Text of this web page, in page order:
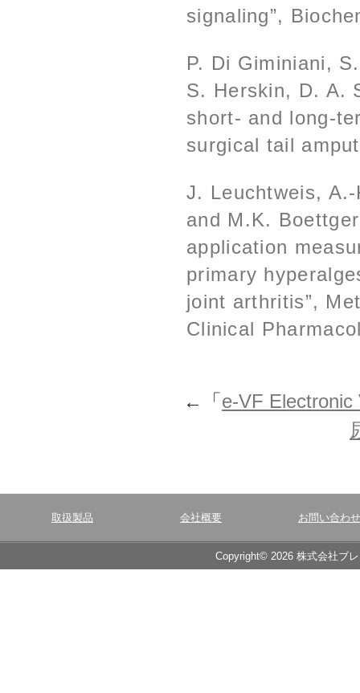
signaling”,
P. Di Giminiani,
S. Herskin, D. A.
short- and long-
surgical tail
J. Leuchtweis,
and M.K.
application
primary
joint arthritis”,
Clinical
←「 e-VF Electronic
取扱製品 会社概要 お問い合わせ
Copyright© 2026 株式会社ブ